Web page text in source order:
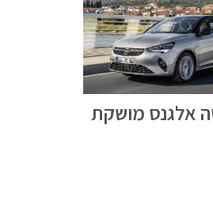
אלגנס מושקת